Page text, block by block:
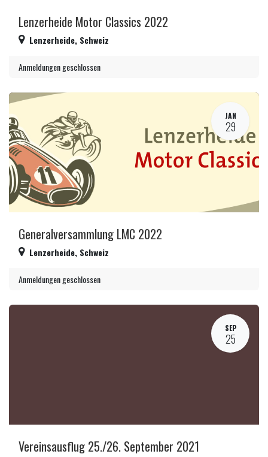
Lenzerheide Motor Classics 2022
Lenzerheide, Schweiz
Anmeldungen geschlossen
JAN
29
Generalversammlung LMC 2022
Lenzerheide, Schweiz
Anmeldungen geschlossen
SEP
25
Vereinsausflug 25./26. September 2021